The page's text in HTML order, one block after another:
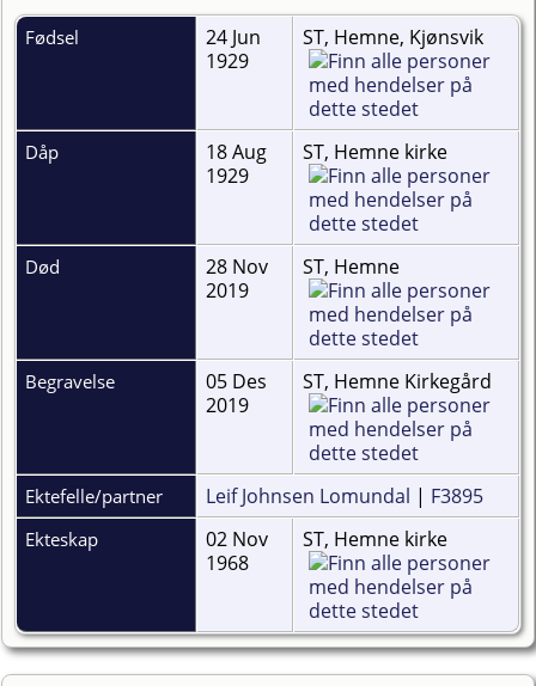
Fødsel
24 Jun
1929
ST, Hemne, Kjønsvik
Dåp
18 Aug
1929
ST, Hemne kirke
Død
28 Nov
2019
ST, Hemne
Begravelse
05 Des
2019
ST, Hemne Kirkegård
Ektefelle/partner Leif Johnsen Lomundal | F3895
Ekteskap
02 Nov
1968
ST, Hemne kirke